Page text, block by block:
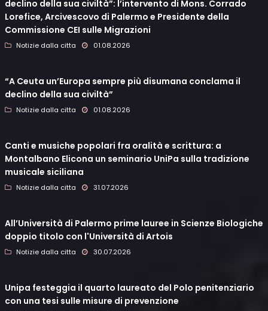
declino della sua civiltà”: l’intervento di Mons. Corrado
Lorefice, Arcivescovo di Palermo e Presidente della
Commissione CEI sulle Migrazioni
Notizie dalla citta 01.08.2026
“A Ceuta un’Europa sempre più disumana conclama il
declino della sua civiltà”
Notizie dalla citta 01.08.2026
Canti e musiche popolari fra oralità e scrittura: a
Montalbano Elicona un seminario UniPa sulla tradizione
musicale siciliana
Notizie dalla citta 31.07.2026
All’Università di Palermo prime lauree in Scienze Biologiche
doppio titolo con l'Università di Artois
Notizie dalla citta 30.07.2026
Unipa festeggia il quarto laureato del Polo penitenziario
con una tesi sulle misure di prevenzione